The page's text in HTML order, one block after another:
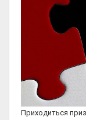
Приходиться